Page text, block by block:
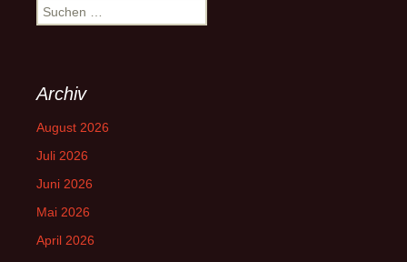
Suchen
nach:
Archiv
August 2026
Juli 2026
Juni 2026
Mai 2026
April 2026